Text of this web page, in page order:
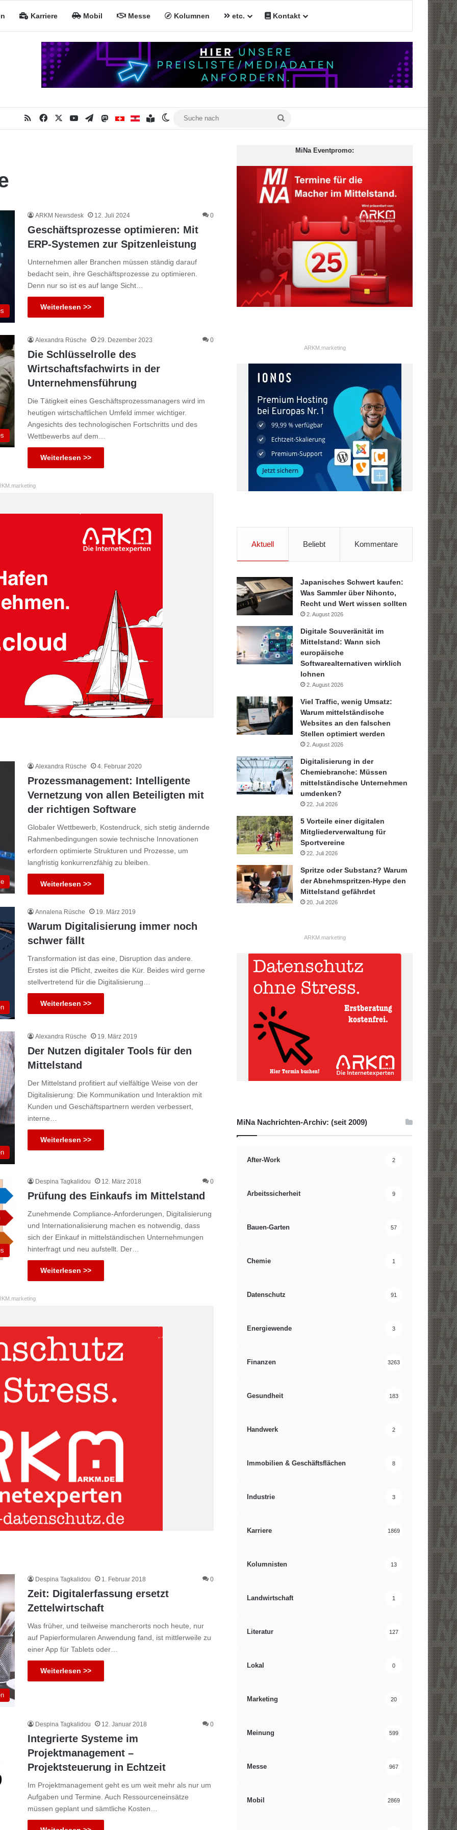
Karriere Mobil Messe Kolumnen etc. Kontakt
RSSFacebookYouTubeTelegramMastodonMiNa CHMiNa AT
Inhaltsverzeichnis
Skin umschalten
ARKM Newsdesk 12. Juli 2024 0
Geschäftsprozesse optimieren: Mit
ERP-Systemen zur Spitzenleistung
Unternehmen aller Branchen müssen ständig darauf
bedacht sein, ihre Geschäftsprozesse zu optimieren.
Denn nur so ist es auf lange Sicht…
Weiterlesen >>
Alexandra Rüsche 29. Dezember 2023 0
Die Schlüsselrolle des
Wirtschaftsfachwirts in der
Unternehmensführung
Die Tätigkeit eines Geschäftsprozessmanagers wird im
heutigen wirtschaftlichen Umfeld immer wichtiger.
Angesichts des technologischen Fortschritts und des
Wettbewerbs auf dem…
Weiterlesen >>
Alexandra Rüsche 4. Februar 2020
Prozessmanagement: Intelligente
Vernetzung von allen Beteiligten mit
der richtigen Software
Globaler Wettbewerb, Kostendruck, sich stetig ändernde
Rahmenbedingungen sowie technische Innovationen
erfordern optimierte Strukturen und Prozesse, um
langfristig konkurrenzfähig zu bleiben.
Weiterlesen >>
Annalena Rüsche 19. März 2019
Warum Digitalisierung immer noch
schwer fällt
Transformation ist das eine, Disruption das andere.
Erstes ist die Pflicht, zweites die Kür. Beides wird gerne
stellvertretend für die Digitalisierung…
Weiterlesen >>
Alexandra Rüsche 19. März 2019
Der Nutzen digitaler Tools für den
Mittelstand
Der Mittelstand profitiert auf vielfältige Weise von der
Digitalisierung: Die Kommunikation und Interaktion mit
Kunden und Geschäftspartnern werden verbessert,
interne…
Weiterlesen >>
Despina Tagkalidou 12. März 2018 0
Prüfung des Einkaufs im Mittelstand
Zunehmende Compliance-Anforderungen, Digitalisierung
und Internationalisierung machen es notwendig, dass
sich der Einkauf in mittelständischen Unternehmungen
hinterfragt und neu aufstellt. Der…
Weiterlesen >>
Despina Tagkalidou 1. Februar 2018 0
Zeit: Digitalerfassung ersetzt
Zettelwirtschaft
Was früher, und teilweise mancherorts noch heute, nur
auf Papierformularen Anwendung fand, ist mittlerweile zu
einer App für Tablets oder…
Weiterlesen >>
Despina Tagkalidou 12. Januar 2018 0
Integrierte Systeme im
Projektmanagement –
Projektsteuerung in Echtzeit
Im Projektmanagement geht es um weit mehr als nur um
Aufgaben und Termine. Auch Ressourceneinsätze
müssen geplant und sämtliche Kosten…
MiNa Eventpromo:
ARKM.marketing
Aktuell Beliebt Kommentare
Japanisches Schwert kaufen:
Was Sammler über Nihonto,
Recht und Wert wissen sollten
2. August 2026
Digitale Souveränität im
Mittelstand: Wann sich
europäische
Softwarealternativen wirklich
lohnen
2. August 2026
Viel Traffic, wenig Umsatz:
Warum mittelständische
Websites an den falschen
Stellen optimiert werden
2. August 2026
Digitalisierung in der
Chemiebranche: Müssen
mittelständische Unternehmen
umdenken?
22. Juli 2026
5 Vorteile einer digitalen
Mitgliederverwaltung für
Sportvereine
22. Juli 2026
Spritze oder Substanz? Warum
der Abnehmspritzen-Hype den
Mittelstand gefährdet
20. Juli 2026
ARKM.marketing
MiNa Nachrichten-Archiv: (seit 2009)
After-Work 2
Arbeitssicherheit 9
Bauen-Garten 57
Chemie 1
Datenschutz 91
Energiewende 3
Finanzen 3263
Gesundheit 183
Handwerk 2
Immobilien & Geschäftsflächen 8
Industrie 3
Karriere 1869
Kolumnisten 13
Landwirtschaft 1
Literatur 127
Lokal 0
Marketing 20
Meinung 599
Messe 967
Mobil 2869